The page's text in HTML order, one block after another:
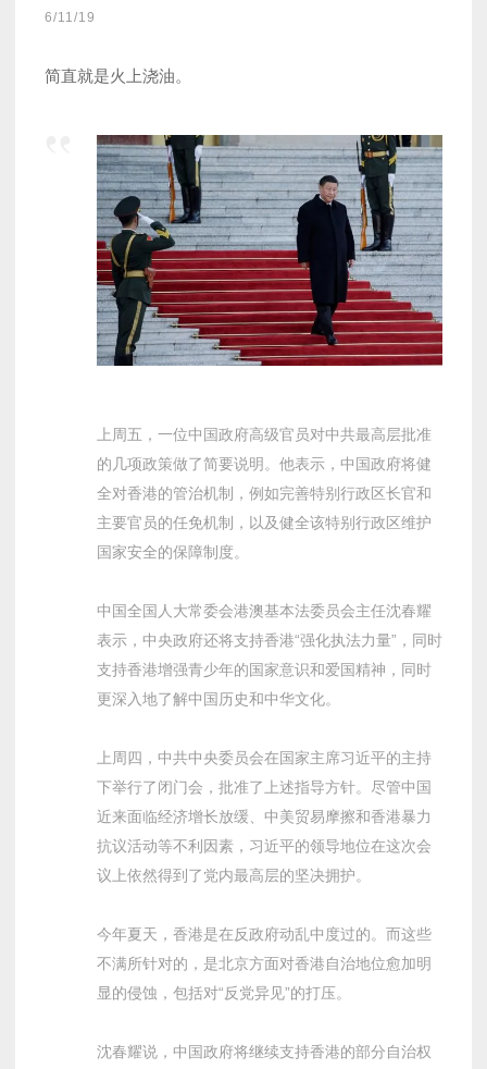
6/11/19
简直就是火上浇油。
上周五，一位中国政府高级官员对中共最高层批准
的几项政策做了简要说明。他表示，中国政府将健
全对香港的管治机制，例如完善特别行政区长官和
主要官员的任免机制，以及健全该特别行政区维护
国家安全的保障制度。
中国全国人大常委会港澳基本法委员会主任沈春耀
表示，中央政府还将支持香港“强化执法力量”，同时
支持香港增强青少年的国家意识和爱国精神，同时
更深入地了解中国历史和中华文化。
上周四，中共中央委员会在国家主席习近平的主持
下举行了闭门会，批准了上述指导方针。尽管中国
近来面临经济增长放缓、中美贸易摩擦和香港暴力
抗议活动等不利因素，习近平的领导地位在这次会
议上依然得到了党内最高层的坚决拥护。
今年夏天，香港是在反政府动乱中度过的。而这些
不满所针对的，是北京方面对香港自治地位愈加明
显的侵蚀，包括对“反党异见”的打压。
沈春耀说，中国政府将继续支持香港的部分自治权